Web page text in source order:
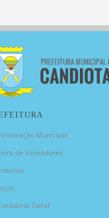
Municipal
de Vereadores
Geral